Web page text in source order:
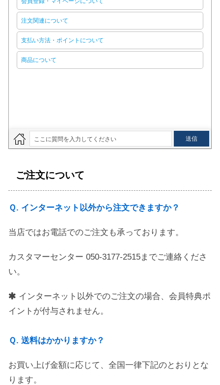
ご注文について
Ｑ. インターネット以外から注文できますか？
当店ではお電話でのご注文も承っております。
カスタマーセンター 050-3177-2515までご連絡くださ
い。
インターネット以外でのご注文の場合、会員特典ポ
イントが付与されません。
Ｑ. 送料はかかりますか？
お買い上げ金額に応じて、全国一律下記のとおりとな
ります。